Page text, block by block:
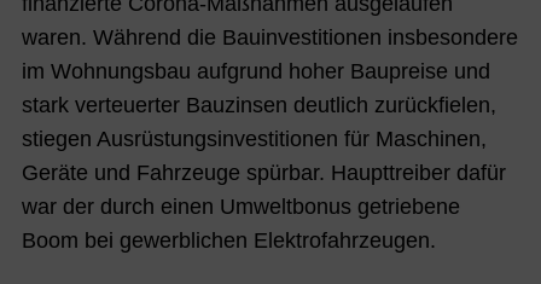
waren. Während die Bauinvestitionen insbesondere
im Wohnungsbau aufgrund hoher Baupreise und
stark verteuerter Bauzinsen deutlich zurückfielen,
stiegen Ausrüstungsinvestitionen für Maschinen,
Geräte und Fahrzeuge spürbar. Haupttreiber dafür
war der durch einen Umweltbonus getriebene
Boom bei gewerblichen Elektrofahrzeugen.